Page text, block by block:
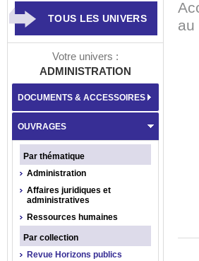
au
TOUS LES UNIVERS
Votre univers :
ADMINISTRATION
DOCUMENTS & ACCESSOIRES
OUVRAGES
Par thématique
Administration
Affaires juridiques et
administratives
Ressources humaines
Par collection
Revue Horizons publics